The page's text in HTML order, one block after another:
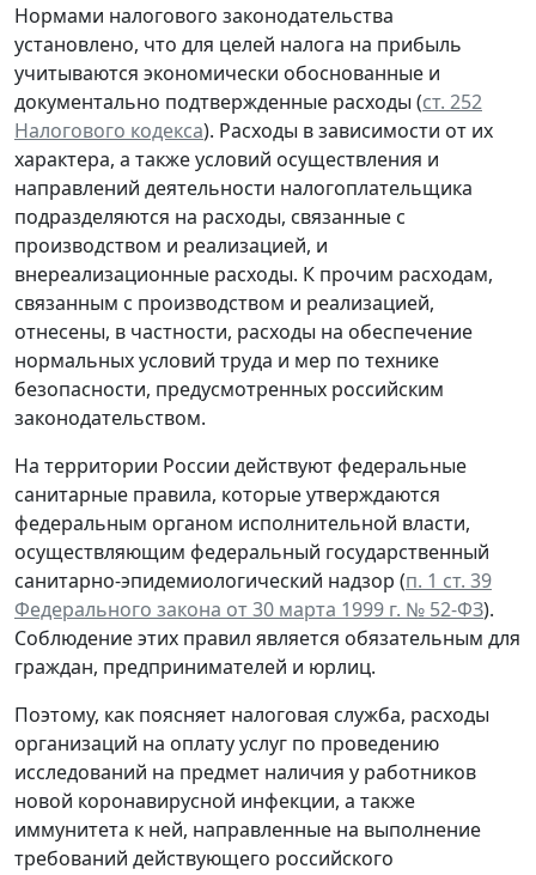
Нормами налогового законодательства
установлено, что для целей налога на прибыль
учитываются экономически обоснованные и
документально подтвержденные расходы (ст. 252
Налогового кодекса). Расходы в зависимости от их
характера, а также условий осуществления и
направлений деятельности налогоплательщика
подразделяются на расходы, связанные с
производством и реализацией, и
внереализационные расходы. К прочим расходам,
связанным с производством и реализацией,
отнесены, в частности, расходы на обеспечение
нормальных условий труда и мер по технике
безопасности, предусмотренных российским
законодательством.
На территории России действуют федеральные
санитарные правила, которые утверждаются
федеральным органом исполнительной власти,
осуществляющим федеральный государственный
санитарно-эпидемиологический надзор (п. 1 ст. 39
Федерального закона от 30 марта 1999 г. № 52-ФЗ).
Соблюдение этих правил является обязательным для
граждан, предпринимателей и юрлиц.
Поэтому, как поясняет налоговая служба, расходы
организаций на оплату услуг по проведению
исследований на предмет наличия у работников
новой коронавирусной инфекции, а также
иммунитета к ней, направленные на выполнение
требований действующего российского